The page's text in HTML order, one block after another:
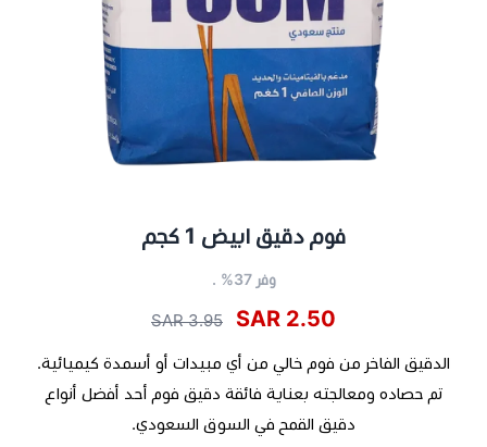
فوم دقيق ابيض 1 كجم
وفر 37% .
2.50 SAR
3.95 SAR
الدقيق الفاخر من فوم خالي من أي مبيدات أو أسمدة كيميائية.
تم حصاده ومعالجته بعناية فائقة دقيق فوم أحد أفضل أنواع
دقيق القمح في السوق السعودي.